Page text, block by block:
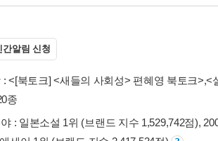
간알림 신청
:<[북토크] <새들의 사회성> 편혜영 북토크>,<
종
: 일본소설 1위 (브랜드 지수 1,529,742점),